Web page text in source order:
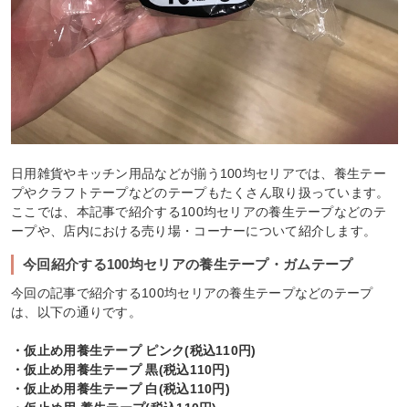
日用雑貨やキッチン用品などが揃う100均セリアでは、養生テー
プやクラフトテープなどのテープもたくさん取り扱っています。
ここでは、本記事で紹介する100均セリアの養生テープなどのテ
ープや、店内における売り場・コーナーについて紹介します。
今回紹介する100均セリアの養生テープ・ガムテープ
今回の記事で紹介する100均セリアの養生テープなどのテープ
は、以下の通りです。
・仮止め用養生テープ ピンク(税込110円)
・仮止め用養生テープ 黒(税込110円)
・仮止め用養生テープ 白(税込110円)